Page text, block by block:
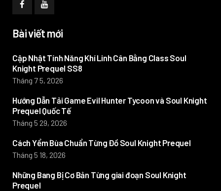
Bài viết mới
Cập Nhật Tính Năng Khí Linh Cân Bằng Class Soul
Knight Prequel SS8
Tháng 7 5, 2026
Hướng Dẫn Tải Game Evil Hunter Tycoon và Soul Knight
Prequel Quốc Tế
Tháng 5 29, 2026
Cách Yểm Bùa Chuẩn Từng Đồ Soul Knight Prequel
Tháng 5 18, 2026
Những Bang Bị Cơ Bản Từng giai đoạn Soul Knight
Prequel